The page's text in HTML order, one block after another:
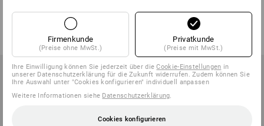
Variante
(m. MwSt.) ab 20 Stück
1 Variante
(m. MwSt.) ab 20 Stück
Firmenkunde
(Preise ohne MwSt.)
Privatkunde
(Preise mit MwSt.)
Ihre Einwilligung können Sie jederzeit über dieCookie-Einstellungen in
unserer Datenschutzerklärung für die Zukunft widerrufen. Zudem können Sie
Ihre Auswahl unter "Cookies konfigurieren" individuell anpassen
Weitere Informationen siehe Datenschutzerklärung.
Cookies konfigurieren